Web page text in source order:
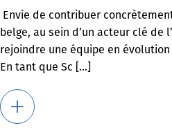
Envie de contribuer
belge, au sein d’un acteur clé de
rejoindre une équipe en
En tant que Sc [...]